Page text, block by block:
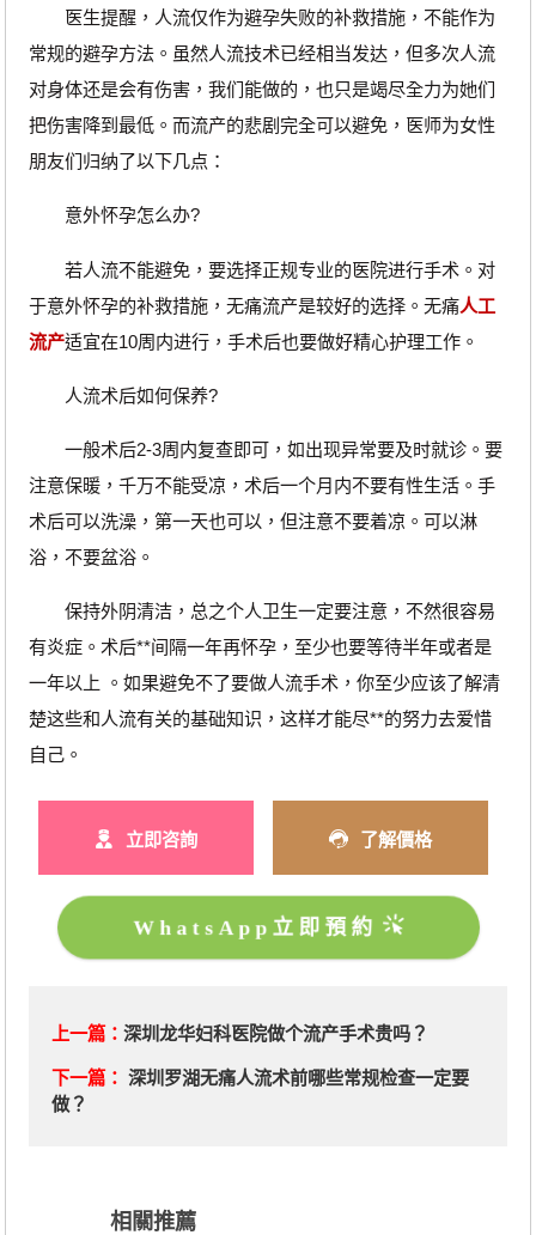
医生提醒，人流仅作为避孕失败的补救措施，不能作为
常规的避孕方法。虽然人流技术已经相当发达，但多次人流
对身体还是会有伤害，我们能做的，也只是竭尽全力为她们
把伤害降到最低。而流产的悲剧完全可以避免，医师为女性
朋友们归纳了以下几点：
意外怀孕怎么办?
若人流不能避免，要选择正规专业的医院进行手术。对
于意外怀孕的补救措施，无痛流产是较好的选择。无痛人工
流产适宜在10周内进行，手术后也要做好精心护理工作。
人流术后如何保养?
一般术后2-3周内复查即可，如出现异常要及时就诊。要
注意保暖，千万不能受凉，术后一个月内不要有性生活。手
术后可以洗澡，第一天也可以，但注意不要着凉。可以淋
浴，不要盆浴。
保持外阴清洁，总之个人卫生一定要注意，不然很容易
有炎症。术后**间隔一年再怀孕，至少也要等待半年或者是
一年以上 。如果避免不了要做人流手术，你至少应该了解清
楚这些和人流有关的基础知识，这样才能尽**的努力去爱惜
自己。
立即咨詢 了解價格
WhatsApp立即預約
上一篇： 深圳龙华妇科医院做个流产手术贵吗？
下一篇： 深圳罗湖无痛人流术前哪些常规检查一定要
做？
相關推薦